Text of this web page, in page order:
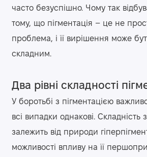
часто безуспішно. Чому так
тому, що пігментація – це не
проблема, і її вирішення може
складним.
Два рівні складності
У боротьбі з пігментацією
всі випадки однакові. Складність
залежить від природи
можливості впливу на її